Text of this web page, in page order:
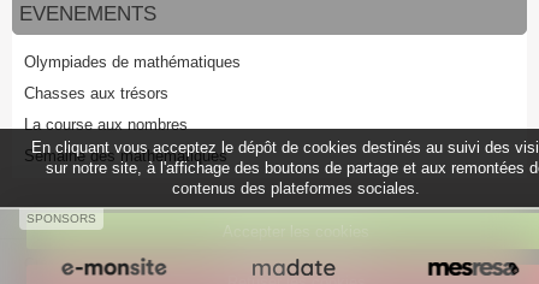
EVENEMENTS
Olympiades de mathématiques
Chasses aux trésors
La course aux nombres
Semaine des mathématiques
Créer un site internet avec e-monsite
SPONSORS
En cliquant vous acceptez le dépôt de cookies destinés au suivi des
sur notre site, à l'affichage des boutons de partage et aux remontées
contenus des plateformes sociales.
Accepter les cookies